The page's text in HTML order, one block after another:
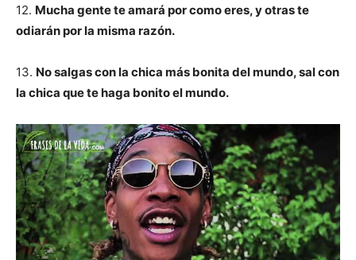
12. Mucha gente te amará por como eres, y otras te
odiarán por la misma razón.
13. No salgas con la chica más bonita del mundo, sal con
la chica que te haga bonito el mundo.